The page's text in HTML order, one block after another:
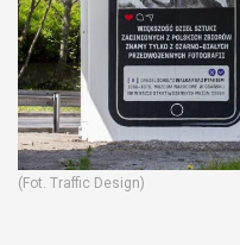
(Fot. Traffic Design)